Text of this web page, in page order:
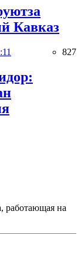
Кавказ
827
работающая на